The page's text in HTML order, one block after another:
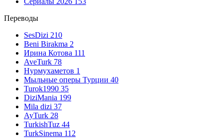
Переводы
SesDizi 210
Beni Birakma 2
Ирина Котова 111
AveTurk 78
Нурмухаметов 1
Мыльные оперы Турции 40
Turok1990 35
DiziMania 199
Mila dizi 37
AyTurk 28
TurkishTuz 44
TurkSinema 112